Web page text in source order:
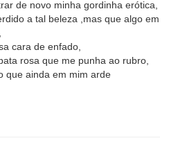
de novo minha gordinha erótica,
a tal beleza ,mas que algo em
cara de enfado,
rosa que me punha ao rubro,
que ainda em mim arde